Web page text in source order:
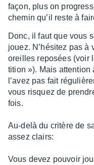
façon, plus on
chemin qu’il reste à
Donc, il faut que vous
jouez. N’hé­si­tez pas à
oreilles repo­sées (voir
ti­tion »). Mais atten­tion
l’avez pas fait
vous risquez de
fois.
Au-delà du critère de
assez clairs:
Vous devez pouvoir